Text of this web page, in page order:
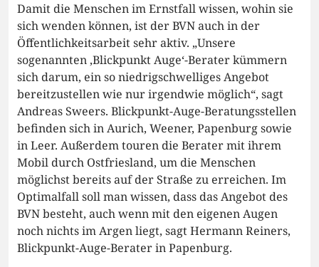
Damit die Menschen im Ernstfall wissen, wohin sie
sich wenden können, ist der BVN auch in der
Öffentlichkeitsarbeit sehr aktiv. „Unsere
sogenannten ‚Blickpunkt Auge‘-Berater kümmern
sich darum, ein so niedrigschwelliges Angebot
bereitzustellen wie nur irgendwie möglich“, sagt
Andreas Sweers. Blickpunkt-Auge-Beratungsstellen
befinden sich in Aurich, Weener, Papenburg sowie
in Leer. Außerdem touren die Berater mit ihrem
Mobil durch Ostfriesland, um die Menschen
möglichst bereits auf der Straße zu erreichen. Im
Optimalfall soll man wissen, dass das Angebot des
BVN besteht, auch wenn mit den eigenen Augen
noch nichts im Argen liegt, sagt Hermann Reiners,
Blickpunkt-Auge-Berater in Papenburg.